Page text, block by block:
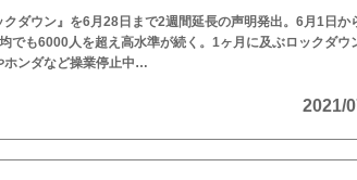
ダウン』を6月28日まで2週間延長の声明発出。6月1日か
でも6000人を超え高水準が続く。1ヶ月に及ぶロックダウ
ホンダなど操業停止中…
2021/